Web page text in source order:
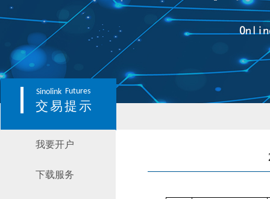
Sinolink Futures
交易提示
我要开户
下载服务